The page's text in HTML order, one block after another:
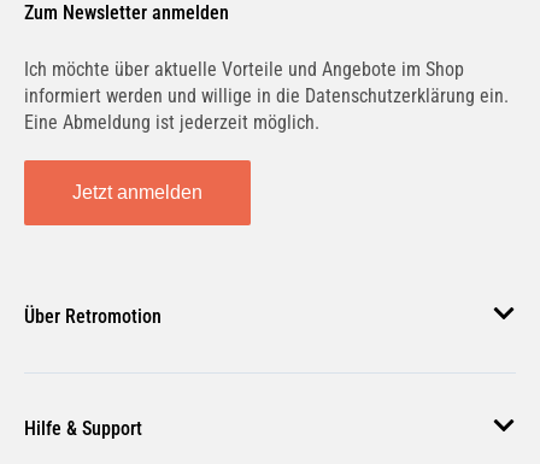
Zum Newsletter anmelden
Ich möchte über aktuelle Vorteile und Angebote im Shop
informiert werden und willige in die Datenschutzerklärung ein.
Eine Abmeldung ist jederzeit möglich.
Jetzt anmelden
Über Retromotion
Unsere Jobs
Hilfe & Support